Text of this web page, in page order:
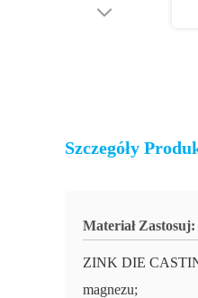
Szczegóły
Materiał Zastosuj:
ZINK DIE
magnezu;